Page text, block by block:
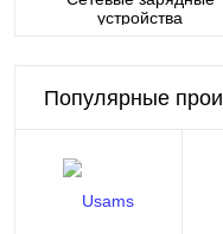
устройства
Популярные